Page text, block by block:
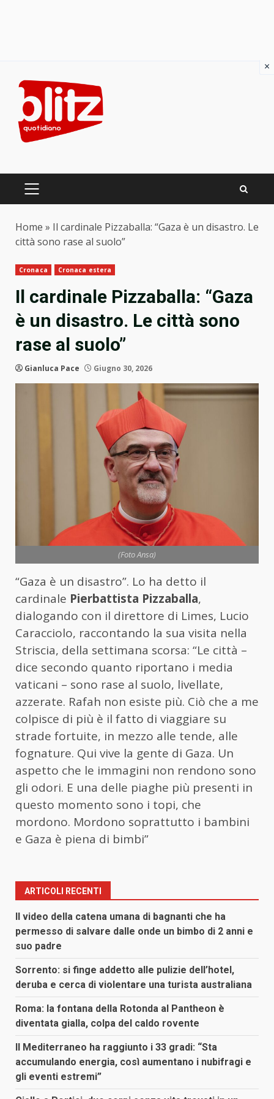
content
PRIMARY
Home » Il cardinale Pizzaballa: “Gaza è un disastro. Le
città sono rase al suolo”
Cronaca Cronaca estera
Il cardinale Pizzaballa: “Gaza
è un disastro. Le città sono
rase al suolo”
Gianluca Pace Giugno 30, 2026
(Foto Ansa)
“Gaza è un disastro”. Lo ha detto il
cardinale Pierbattista Pizzaballa,
dialogando con il direttore di Limes, Lucio
Caracciolo, raccontando la sua visita nella
Striscia, della settimana scorsa: “Le città –
dice secondo quanto riportano i media
vaticani – sono rase al suolo, livellate,
azzerate. Rafah non esiste più. Ciò che a me
colpisce di più è il fatto di viaggiare su
strade fortuite, in mezzo alle tende, alle
fognature. Qui vive la gente di Gaza. Un
aspetto che le immagini non rendono sono
gli odori. E una delle piaghe più presenti in
questo momento sono i topi, che
mordono. Mordono soprattutto i bambini
e Gaza è piena di bimbi”
ARTICOLI RECENTI
Il video della catena umana di bagnanti che ha
permesso di salvare dalle onde un bimbo di 2 anni e
suo padre
Sorrento: si finge addetto alle pulizie dell’hotel,
deruba e cerca di violentare una turista australiana
Roma: la fontana della Rotonda al Pantheon è
diventata gialla, colpa del caldo rovente
Il Mediterraneo ha raggiunto i 33 gradi: “Sta
accumulando energia, così aumentano i nubifragi e
gli eventi estremi”
×